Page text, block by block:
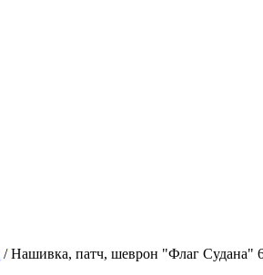
/Нашивка, патч, шеврон "Флаг Судана"